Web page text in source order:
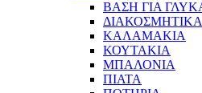
ΒΑΣΗ ΓΙΑ
ΔΙΑΚΟΣΜΗΤΙΚΑ
ΚΑΛΑΜΑΚΙΑ
ΚΟΥΤΑΚΙΑ
ΜΠΑΛΟΝΙΑ
ΠΙΑΤΑ